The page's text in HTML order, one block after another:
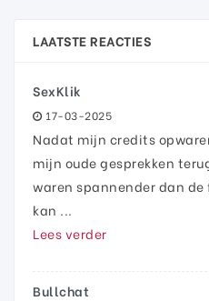
LAATSTE REACTIES
SexKlik
17-03-2025
Nadat mijn credits
mijn oude gesprekken
waren spannender dan de
kan ...
Lees verder
Bullchat